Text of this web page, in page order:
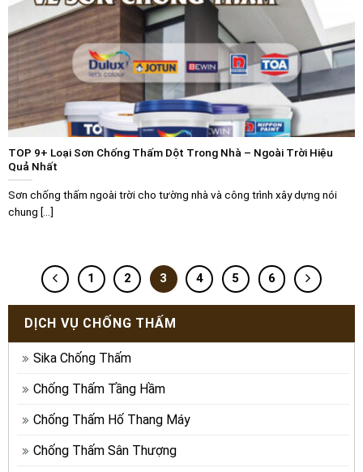
TOP 9+ Loại Sơn Chống Thấm Dột Trong Nhà – Ngoài Trời Hiệu
Quả Nhất
Sơn chống thấm ngoài trời cho tường nhà và công trình xây dựng nói
chung [...]
1 2 3 4 5 6
DỊCH VỤ CHỐNG THẤM
Sika Chống Thấm
Chống Thấm Tầng Hầm
Chống Thấm Hố Thang Máy
Chống Thấm Sân Thượng